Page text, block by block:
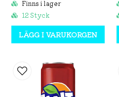
Finns i lager
12 Styck
LÄGG I VARUKORGEN